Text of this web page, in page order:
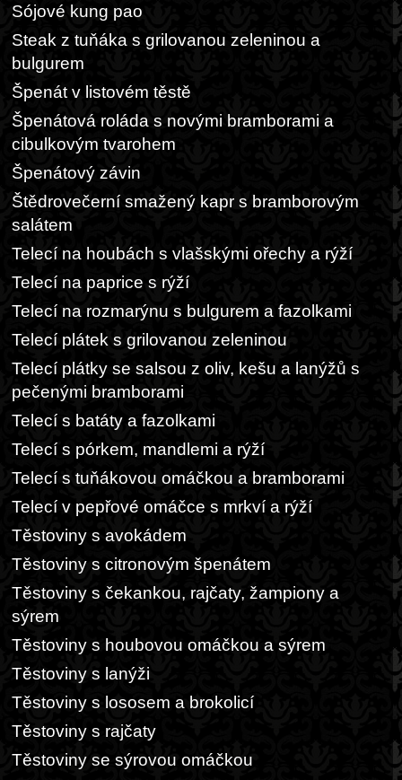
Sójové kung pao
Steak z tuňáka s grilovanou zeleninou a
bulgurem
Špenát v listovém těstě
Špenátová roláda s novými bramborami a
cibulkovým tvarohem
Špenátový závin
Štědrovečerní smažený kapr s bramborovým
salátem
Telecí na houbách s vlašskými ořechy a rýží
Telecí na paprice s rýží
Telecí na rozmarýnu s bulgurem a fazolkami
Telecí plátek s grilovanou zeleninou
Telecí plátky se salsou z oliv, kešu a lanýžů s
pečenými bramborami
Telecí s batáty a fazolkami
Telecí s pórkem, mandlemi a rýží
Telecí s tuňákovou omáčkou a bramborami
Telecí v pepřové omáčce s mrkví a rýží
Těstoviny s avokádem
Těstoviny s citronovým špenátem
Těstoviny s čekankou, rajčaty, žampiony a
sýrem
Těstoviny s houbovou omáčkou a sýrem
Těstoviny s lanýži
Těstoviny s lososem a brokolicí
Těstoviny s rajčaty
Těstoviny se sýrovou omáčkou